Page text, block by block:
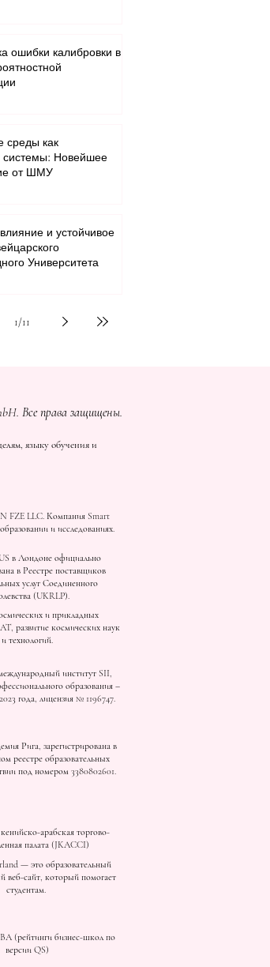
ошибки калибровки в
среды как
системы: Новейшее
от ШМУ
и устойчивое
Университета
1/11
Все права защищены.
языку обучения и
FZE LLC. Компания Smart
и исследованиях.
в Лондоне официально
в Реестре поставщиков
услуг Соединенного
(UKRLP).
и прикладных
развитие космических наук
и технологий.
институт SII,
образования –
года, лицензия № 1196747.
Рига, зарегистрирована в
реестре образовательных
под номером 3380802601.
арабская торгово-
палата (JKACCI)
— это образовательный
веб-сайт, который помогает
студентам.
(рейтинги бизнес-школ по
версии QS)